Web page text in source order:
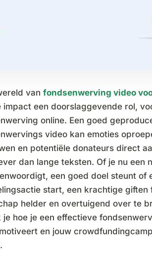
van fondsenwerving video
impact een doorslaggevende rol,
online. Een goed
video kan emoties
en potentiële donateurs direct
dan lange teksten. Of je nu een
een goed doel steunt of
start, een krachtige giften
helder en overtuigend over te
je hoe je een effectieve
en jouw